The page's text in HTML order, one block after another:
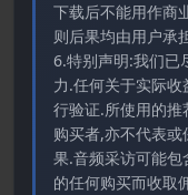
下载后不能用作商
则后果均由用户承
6.特别声明:我们已
力.任何关于实际
行验证.所使用的推
购买者,亦不代表
果.音频采访可能
的任何购买而收取